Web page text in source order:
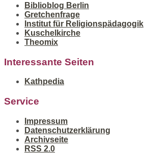
Biblioblog Berlin
Gretchenfrage
Institut für Religionspädagogik
Kuschelkirche
Theomix
Interessante Seiten
Kathpedia
Service
Impressum
Datenschutzerklärung
Archivseite
RSS 2.0